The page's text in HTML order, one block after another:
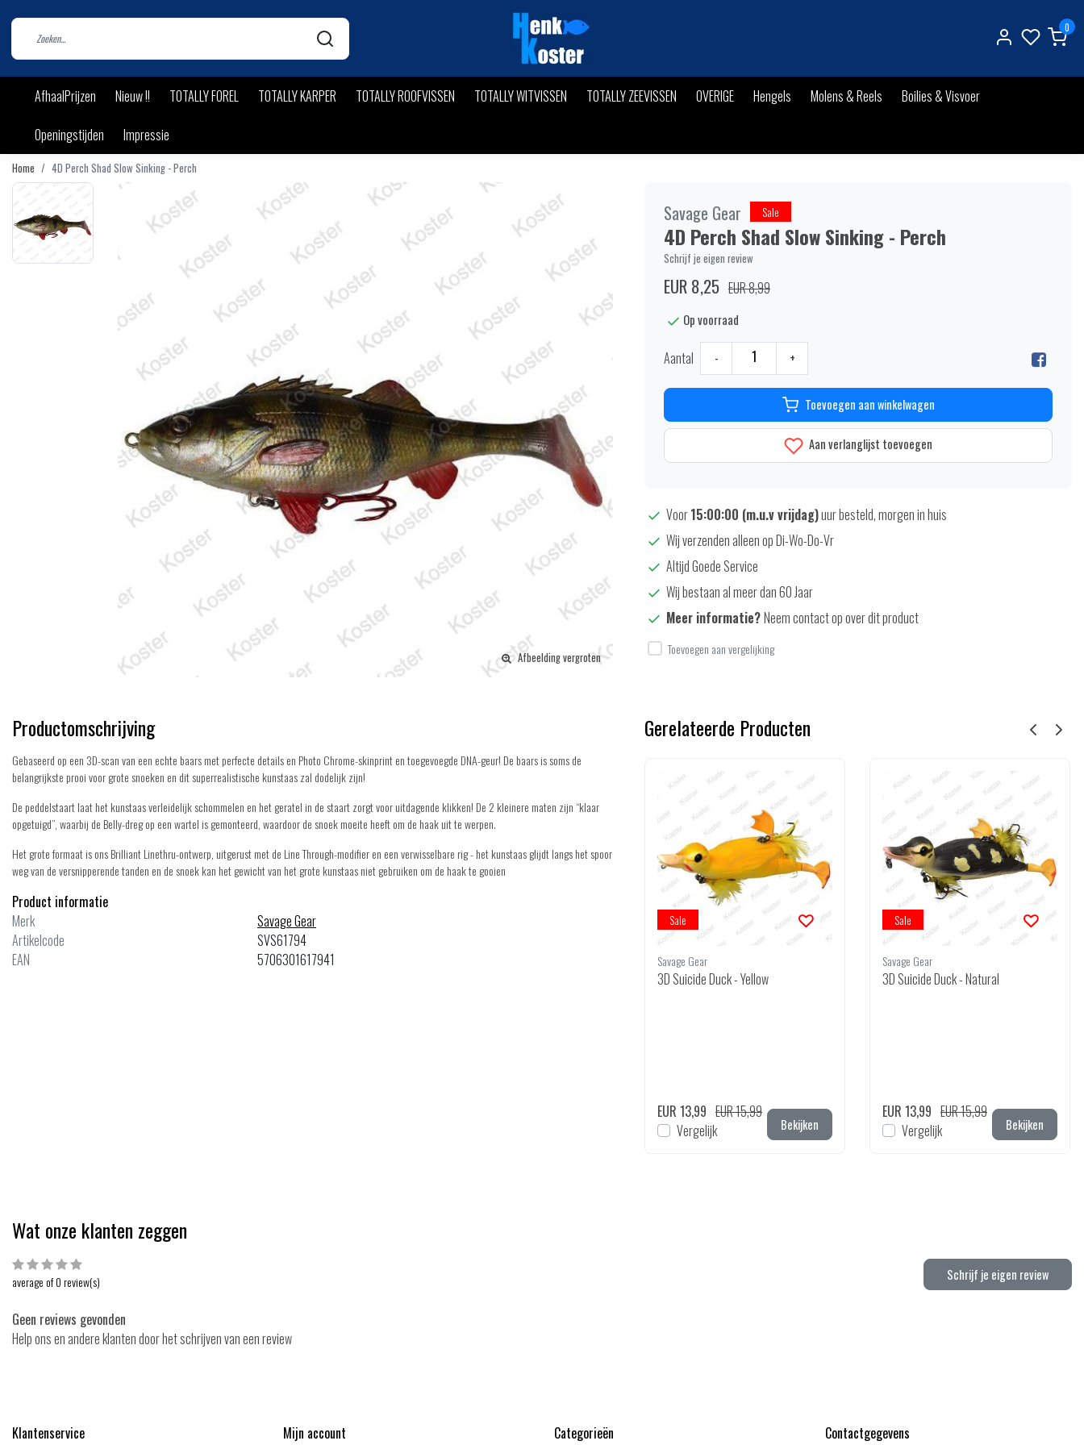
0
AfhaalPrijzen Nieuw !! TOTALLY FOREL TOTALLY KARPER TOTALLY ROOFVISSEN TOTALLY WITVISSEN TOTALLY ZEEVISSEN OVERIGE Hengels Molens & Reels
Boilies & Visvoer
Openingstijden
Impressie
Home 4D Perch Shad Slow Sinking - Perch
Afbeelding vergroten
Savage Gear Sale
4D Perch Shad Slow Sinking - Perch
Schrijf je eigen review
EUR 8,25 EUR 8,99
Op voorraad
Aantal - +
Toevoegen aan winkelwagen
Aan verlanglijst toevoegen
Voor15:00:00 (m.u.v vrijdag)uur besteld, morgen in huis
Wij verzenden alleen op Di-Wo-Do-Vr
Altijd Goede Service
Wij bestaan al meer dan 60 Jaar
Meer informatie?Neem contact op over dit product
Toevoegen aan vergelijking
Productomschrijving
Gebaseerd op een 3D-scan van een echte baars met perfecte details en Photo Chrome-skinprint en toegevoegde DNA-geur! De baars is soms de
belangrijkste prooi voor grote snoeken en dit superrealistische kunstaas zal dodelijk zijn!
De peddelstaart laat het kunstaas verleidelijk schommelen en het geratel in de staart zorgt voor uitdagende klikken! De 2 kleinere maten zijn “klaar
opgetuigd”, waarbij de Belly-dreg op een wartel is gemonteerd, waardoor de snoek moeite heeft om de haak uit te werpen.
Het grote formaat is ons Brilliant Linethru-ontwerp, uitgerust met de Line Through-modifier en een verwisselbare rig - het kunstaas glijdt langs het spoor
weg van de versnipperende tanden en de snoek kan het gewicht van het grote kunstaas niet gebruiken om de haak te gooien
Product informatie
Merk
Savage Gear
Artikelcode
SVS61794
EAN
5706301617941
Gerelateerde Producten
Gear
Sale
Savage Gear
3D Suicide Duck - Yellow
EUR 13,99 EUR 15,99
Vergelijk
Bekijken
Sale
Savage Gear
3D Suicide Duck - Natural
EUR 13,99 EUR 15,99
Vergelijk
Bekijken
Wat onze klanten zeggen
average of 0 review(s) Schrijf je eigen review
Geen reviews gevonden
Help ons en andere klanten door het schrijven van een review
Klantenservice Mijn account Categorieën Contactgegevens